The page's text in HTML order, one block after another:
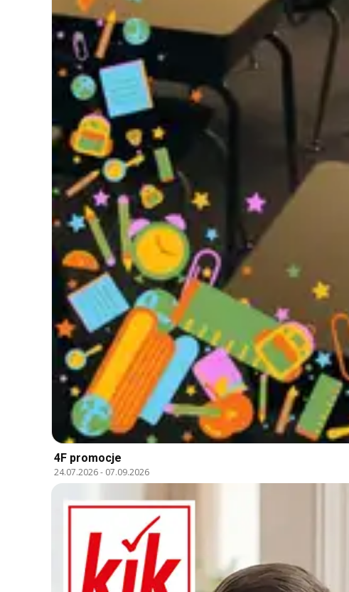
4F promocje
24.07.2026- 07.09.2026